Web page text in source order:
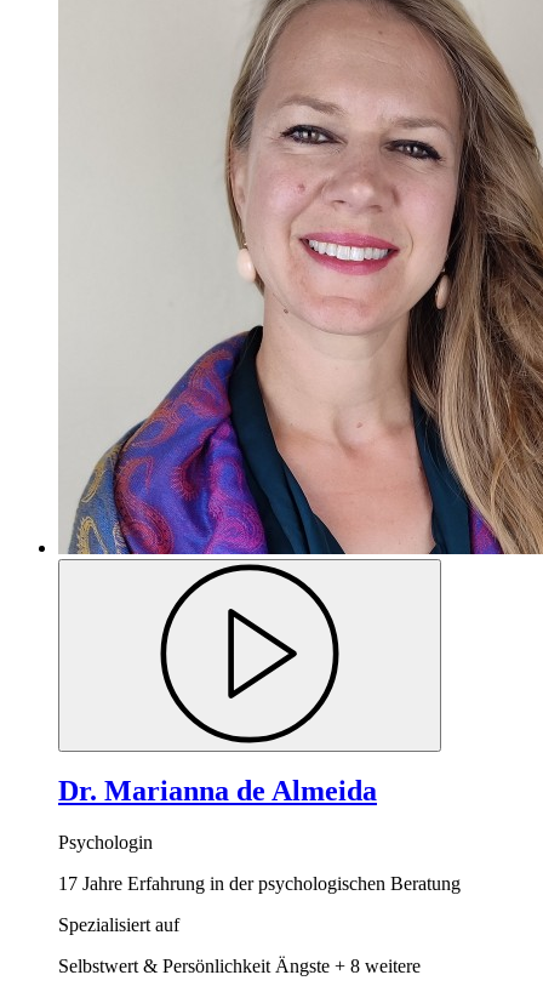
Dr. Marianna de Almeida
Psychologin
17 Jahre Erfahrung in der psychologischen Beratung
Spezialisiert auf
Selbstwert & Persönlichkeit Ängste + 8 weitere